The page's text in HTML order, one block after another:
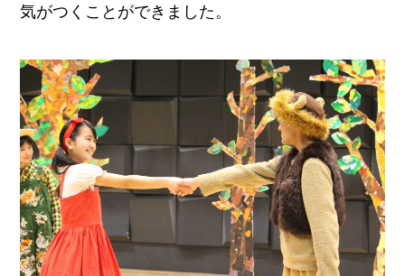
気がつくことができました。